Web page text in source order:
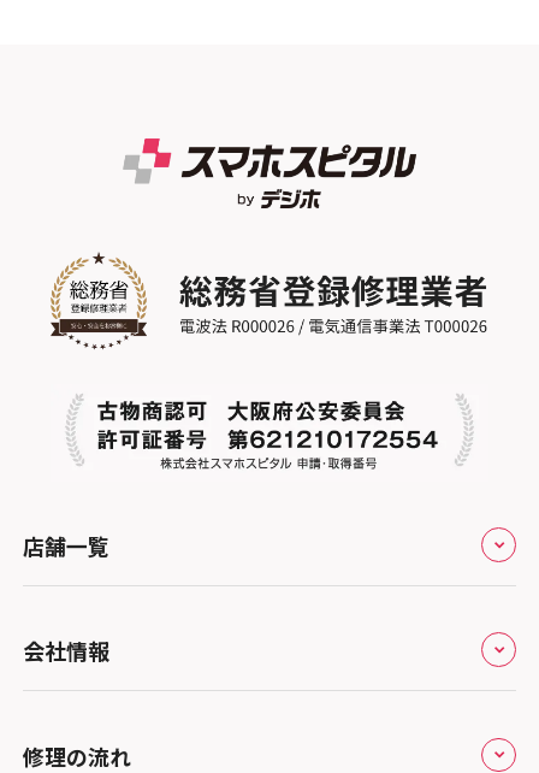
店舗一覧
北海道・東北
スマホスピタル大丸札幌
関東
会社情報
修理の流れ